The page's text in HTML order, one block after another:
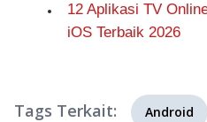
12 Aplikasi TV
iOS Terbaik 2026
Tags Terkait: Android